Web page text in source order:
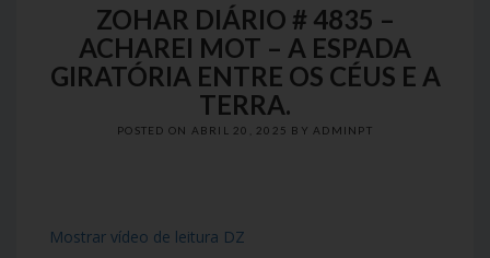
ZOHAR DIÁRIO # 4835 –
ACHAREI MOT – A ESPADA
GIRATÓRIA ENTRE OS CÉUS E A
TERRA.
POSTED ON ABRIL 20, 2025 BY ADMINPT
Mostrar vídeo de leitura DZ